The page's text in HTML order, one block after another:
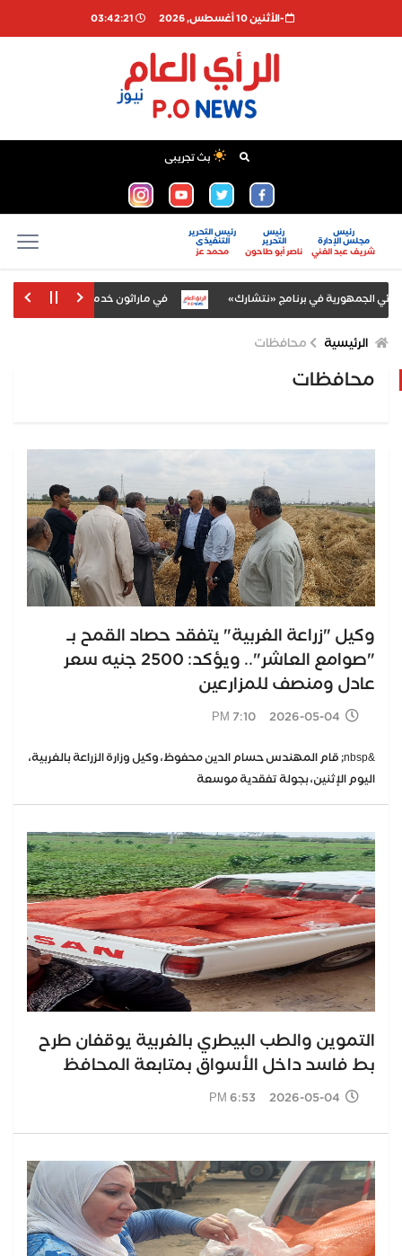
-اﻷثنين 10 أغسطس, 2026 03:42:22
بث تجريبى
رئيس
مجلس الإدارة
شريف عبد الغني
رئيس
التحرير
ناصر أبو طاحون
رئيس التحرير
التنفيذى
محمد عز
في برنامج «نتشارك» في ماراثون خدمي امتد 12 ساعة.. طارق المحمدي يبحث مطالب القرى ويستقبل تكريم أهالي "سبطاس"
الرئيسية محافظات
محافظات
وكيل "زراعة الغربية" يتفقد حصاد القمح بـ
"صوامع العاشر".. ويؤكد: 2500 جنيه سعر
عادل ومنصف للمزارعين
2026-05-04 7:10 PM
&nbsp; قام المهندس حسام الدين محفوظ، وكيل وزارة الزراعة بالغربية،
اليوم الإثنين، بجولة تفقدية موسعة
التموين والطب البيطري بالغربية يوقفان طرح
بط فاسد داخل الأسواق بمتابعة المحافظ
2026-05-04 6:53 PM